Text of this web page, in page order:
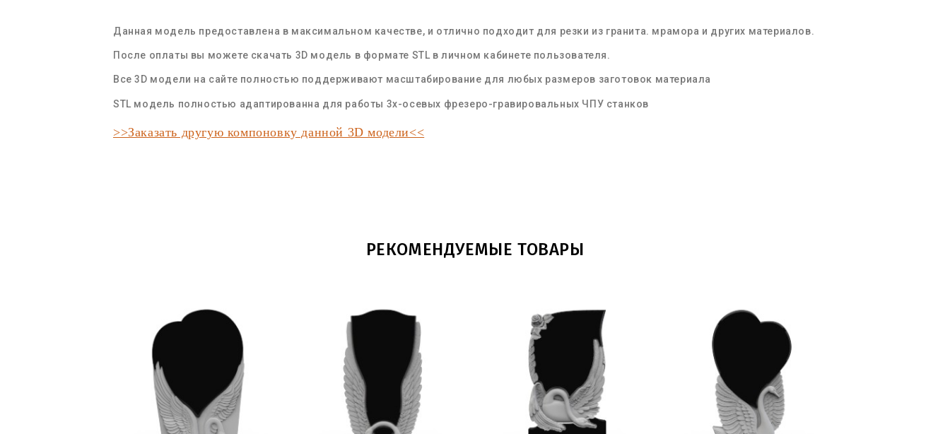
Данная модель предоставлена в максимальном качестве, и отлично подходит для резки из гранита. мрамора и других материалов.
После оплаты вы можете скачать 3D модель в формате STL в личном кабинете пользователя.
Все 3D модели на сайте полностью поддерживают масштабирование для любых размеров заготовок материала
STL модель полностью адаптированна для работы 3х-осевых фрезеро-гравировальных ЧПУ станков
>>Заказать другую компоновку данной 3D модели<<
РЕКОМЕНДУЕМЫЕ ТОВАРЫ